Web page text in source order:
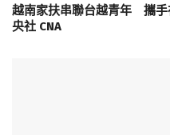
越南家扶串聯台越青年 攜
央社 CNA